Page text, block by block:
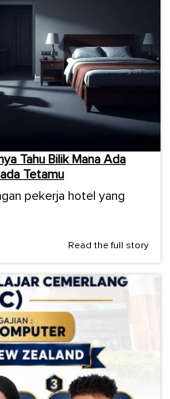
Tahu Bilik Mana Ada
Tetamu
pekerja hotel yang
Read the full story